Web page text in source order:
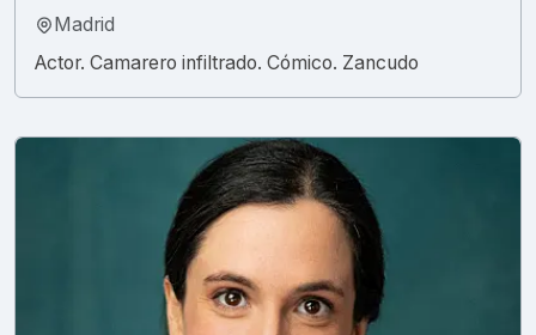
Madrid
Actor. Camarero infiltrado. Cómico. Zancudo